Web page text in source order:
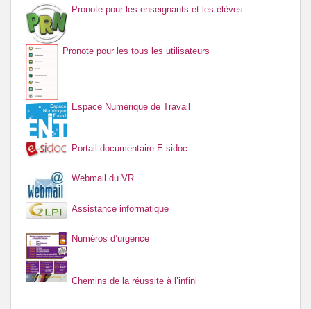
Pronote pour les enseignants et les élèves
Pronote pour les tous les utilisateurs
Espace Numérique de Travail
Portail documentaire E-sidoc
Webmail du VR
Assistance informatique
Numéros d’urgence
Chemins de la réussite à l’infini